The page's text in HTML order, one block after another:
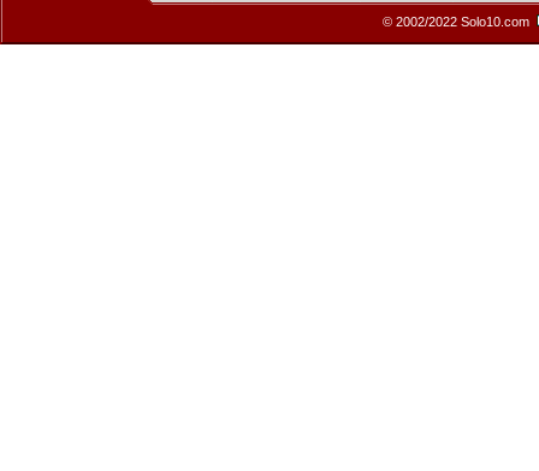
© 2002/2022 Solo10.com